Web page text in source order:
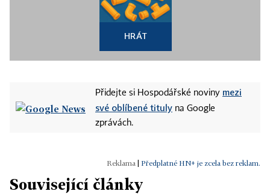
HRÁT
Přidejte si Hospodářské noviny mezi
své oblíbené tituly na Google
zprávách.
Předplatné HN+ je zcela bez reklam.
Související články